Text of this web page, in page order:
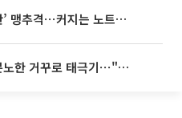
맥북 품은 삼성에 ‘중국산’ 맹추격⋯커지는 노트북 OLED 시장
서경덕 교수, 김희철도 분노한 거꾸로 태극기⋯"엉터리는 아냐, 아쉬울 뿐"